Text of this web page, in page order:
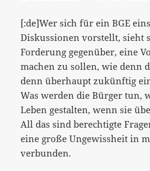
[:de]Wer sich für ein BGE
Diskussionen vorstellt, sieht
Forderung gegenüber, eine
machen zu sollen, wie denn
denn überhaupt zukünftig
Was werden die Bürger tun,
Leben gestalten, wenn sie
All das sind berechtigte
eine große Ungewissheit in
verbunden.